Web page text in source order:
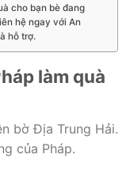
cho bạn bè đang
hệ ngay với An
hỗ trợ.
làm quà
bờ Địa Trung Hải.
của Pháp.